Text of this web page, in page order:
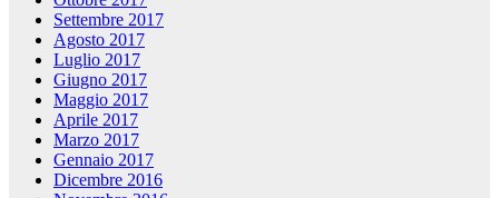
Settembre 2017
Agosto 2017
Luglio 2017
Giugno 2017
Maggio 2017
Aprile 2017
Marzo 2017
Gennaio 2017
Dicembre 2016